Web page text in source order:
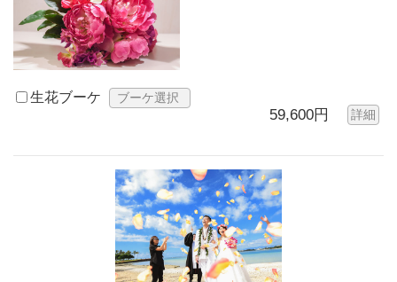
生花ブーケ ブーケ選択
59,600円 詳細